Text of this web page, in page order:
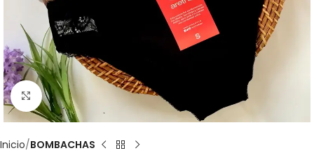
Clic para ampliar
Inicio BOMBACHAS